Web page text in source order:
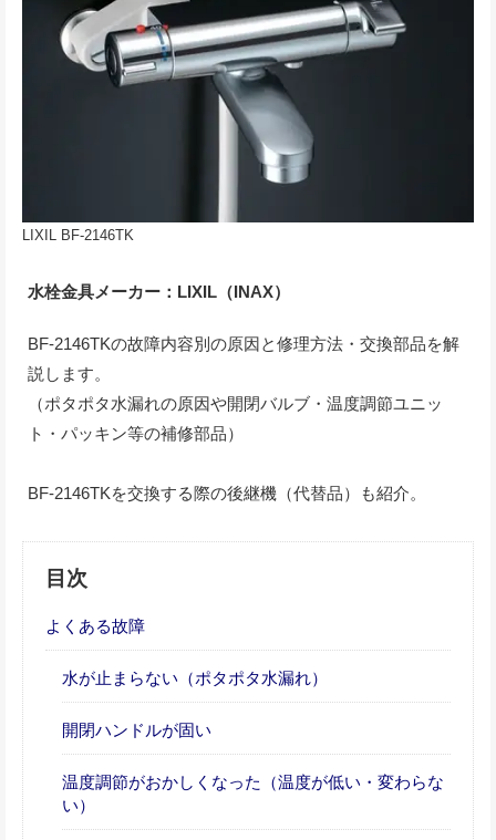
LIXIL BF-2146TK
水栓金具メーカー：LIXIL（INAX）
BF-2146TKの故障内容別の原因と修理方法・交換部品を解
説します。
（ポタポタ水漏れの原因や開閉バルブ・温度調節ユニッ
ト・パッキン等の補修部品）
BF-2146TKを交換する際の後継機（代替品）も紹介。
目次
よくある故障
水が止まらない（ポタポタ水漏れ）
開閉ハンドルが固い
温度調節がおかしくなった（温度が低い・変わらな
い）